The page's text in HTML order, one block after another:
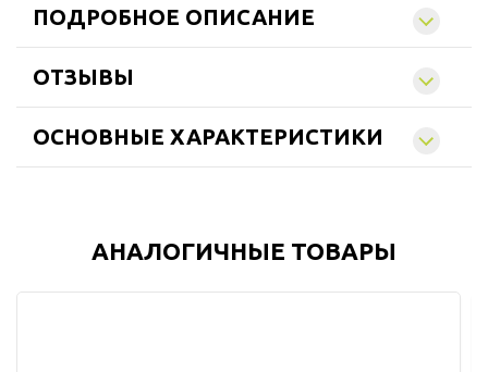
ПОДРОБНОЕ ОПИСАНИЕ
ОТЗЫВЫ
ОСНОВНЫЕ ХАРАКТЕРИСТИКИ
АНАЛОГИЧНЫЕ ТОВАРЫ